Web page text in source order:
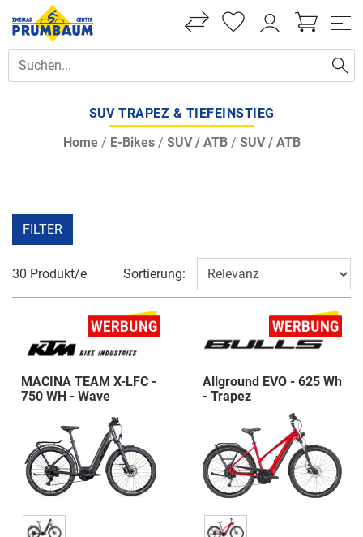
SUV TRAPEZ & TIEFEINSTIEG
Home/ E-Bikes/ SUV / ATB/ SUV / ATB
FILTER
30 Produkt/e Sortierung:
MACINA TEAM X-LFC -
750 WH - Wave
Allground EVO - 625 Wh
- Trapez